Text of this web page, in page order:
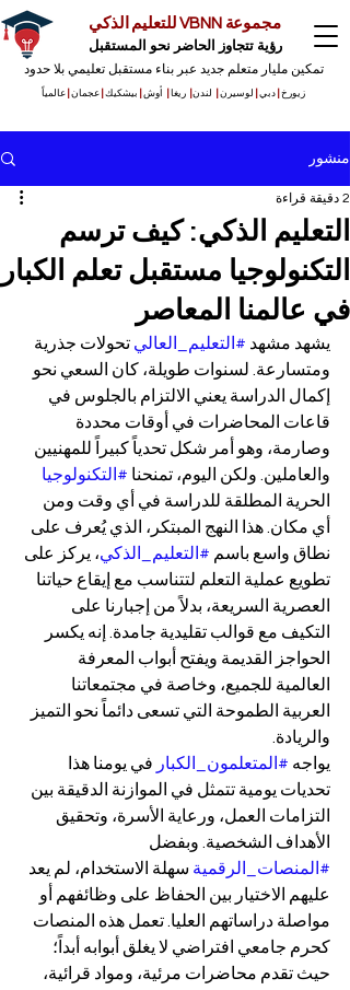
مجموعة VBNN للتعليم الذكي
رؤية تتجاوز الحاضر نحو المستقبل
تمكين مليار متعلم جديد عبر بناء مستقبل تعليمي بلا حدود
زيورخ دبي لوسيرن لندن ريغا أوش بيشكيك عجمان |عالمياً
منشور
التعليم الذكي: كيف ترسم
التكنولوجيا مستقبل تعلم الكبار
في عالمنا المعاصر
2 دقيقة قراءة
يشهد مشهد #التعليم_العالي تحولات جذرية
ومتسارعة. لسنوات طويلة، كان السعي نحو
إكمال الدراسة يعني الالتزام بالجلوس في
قاعات المحاضرات في أوقات محددة
وصارمة، وهو أمر شكل تحدياً كبيراً للمهنيين
والعاملين. ولكن اليوم، تمنحنا #التكنولوجيا
الحرية المطلقة للدراسة في أي وقت ومن
أي مكان. هذا النهج المبتكر، الذي يُعرف على
نطاق واسع باسم #التعليم_الذكي، يركز على
تطويع عملية التعلم لتتناسب مع إيقاع حياتنا
العصرية السريعة، بدلاً من إجبارنا على
التكيف مع قوالب تقليدية جامدة. إنه يكسر
الحواجز القديمة ويفتح أبواب المعرفة
العالمية للجميع، وخاصة في مجتمعاتنا
العربية الطموحة التي تسعى دائماً نحو التميز
والريادة.
يواجه #المتعلمون_الكبار في يومنا هذا
تحديات يومية تتمثل في الموازنة الدقيقة بين
التزامات العمل، ورعاية الأسرة، وتحقيق
الأهداف الشخصية. وبفضل
#المنصات_الرقمية سهلة الاستخدام، لم يعد
عليهم الاختيار بين الحفاظ على وظائفهم أو
مواصلة دراساتهم العليا. تعمل هذه المنصات
كحرم جامعي افتراضي لا يغلق أبوابه أبداً؛
حيث تقدم محاضرات مرئية، ومواد قرائية،